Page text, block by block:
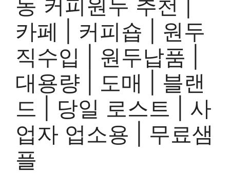
동 커피원두 추천 |
카페 | 커피숍 | 원두
직수입 | 원두납품 |
대용량 | 도매 | 블랜
드 | 당일 로스트 | 사
업자 업소용 | 무료샘
플